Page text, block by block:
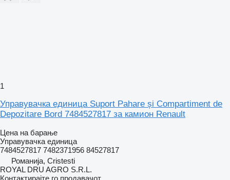
1
Управувачка единица Suport Pahare și Compartiment de
Depozitare Bord 7484527817 за камион Renault
Цена на барање
Управувачка единица
7484527817 7482371956 84527817
Романија, Cristesti
ROYAL DRU AGRO S.R.L.
Контактирајте го продавачот